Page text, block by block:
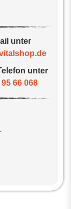
unter
unter
66 068